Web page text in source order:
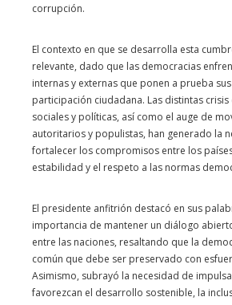
corrupción.
El contexto en que se desarrolla esta
relevante, dado que las democracias
internas y externas que ponen a prueba
participación ciudadana. Las distintas crisis
sociales y políticas, así como el auge de
autoritarios y populistas, han generado la
fortalecer los compromisos entre los
estabilidad y el respeto a las normas
El presidente anfitrión destacó en sus
importancia de mantener un diálogo
entre las naciones, resaltando que la
común que debe ser preservado con
Asimismo, subrayó la necesidad de
favorezcan el desarrollo sostenible, la